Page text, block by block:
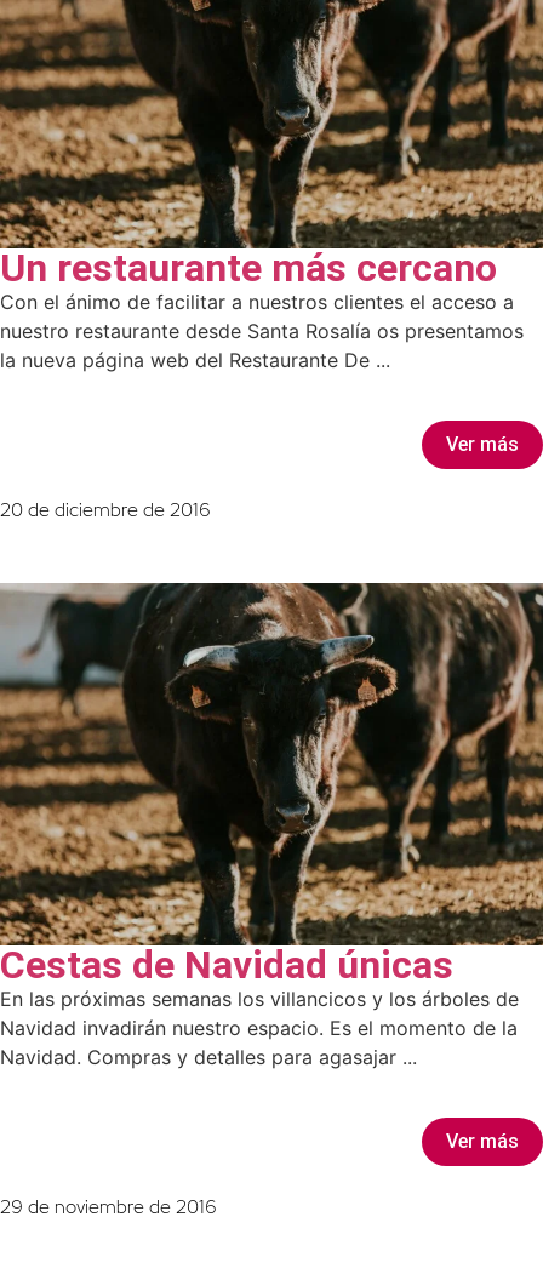
Un restaurante más cercano
Con el ánimo de facilitar a nuestros clientes el acceso a
nuestro restaurante desde Santa Rosalía os presentamos
la nueva página web del Restaurante De ...
Ver más
20 de diciembre de 2016
Cestas de Navidad únicas
En las próximas semanas los villancicos y los árboles de
Navidad invadirán nuestro espacio. Es el momento de la
Navidad. Compras y detalles para agasajar ...
Ver más
29 de noviembre de 2016